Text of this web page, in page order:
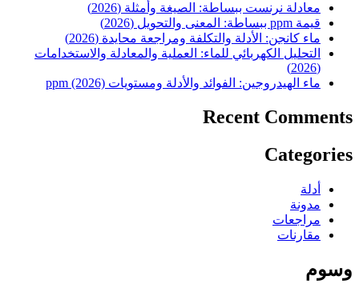
معادلة نرنست ببساطة: الصيغة وأمثلة (2026)
قيمة ppm ببساطة: المعنى والتحويل (2026)
ماء كانجن: الأدلة والتكلفة ومراجعة محايدة (2026)
التحليل الكهربائي للماء: العملية والمعادلة والاستخدامات
(2026)
ماء الهيدروجين: الفوائد والأدلة ومستويات ppm (2026)
Recent Comments
Categories
أدلة
مدونة
مراجعات
مقارنات
وسوم